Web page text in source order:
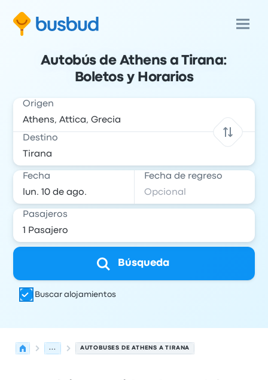
Autobús de Athens a Tirana:
Boletos y Horarios
Origen
Destino
Fecha Fecha de regreso
Pasajeros
Búsqueda
Buscar alojamientos
... AUTOBUSES DE ATHENS A TIRANA